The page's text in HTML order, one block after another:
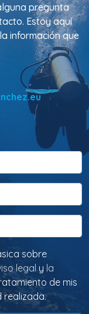
pregunta
Estoy aquí
información que
legal y la
de mis
realizada.